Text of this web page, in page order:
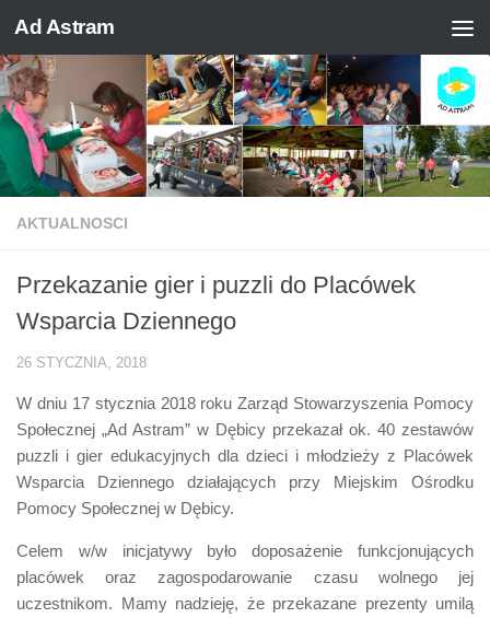
Skip to content
Ad Astram
AKTUALNOSCI
Przekazanie gier i puzzli do Placówek
Wsparcia Dziennego
26 STYCZNIA, 2018
W dniu 17 stycznia 2018 roku Zarząd Stowarzyszenia Pomocy
Społecznej „Ad Astram” w Dębicy przekazał ok. 40 zestawów
puzzli i gier edukacyjnych dla dzieci i młodzieży z Placówek
Wsparcia Dziennego działających przy Miejskim Ośrodku
Pomocy Społecznej w Dębicy.
Celem w/w inicjatywy było doposażenie funkcjonujących
placówek oraz zagospodarowanie czasu wolnego jej
uczestnikom. Mamy nadzieję, że przekazane prezenty umilą